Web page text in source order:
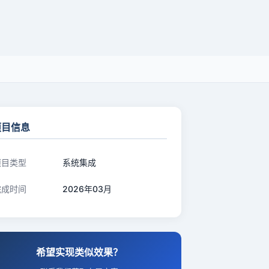
信息
类型 系统集成
时间 2026年03月
希望实现类似效果？